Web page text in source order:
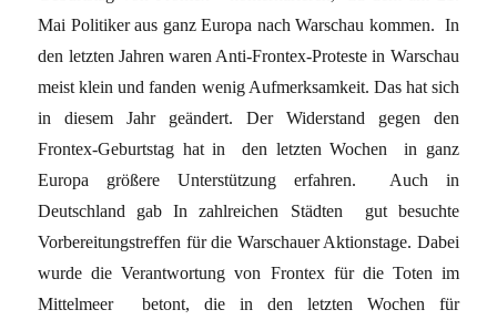
Mai Politiker aus ganz Europa nach Warschau kommen. In
den letzten Jahren waren Anti-Frontex-Proteste in Warschau
meist klein und fanden wenig Aufmerksamkeit. Das hat sich
in diesem Jahr geändert. Der Widerstand gegen den
Frontex-Geburtstag hat in den letzten Wochen in ganz
Europa größere Unterstützung erfahren. Auch in
Deutschland gab In zahlreichen Städten gut besuchte
Vorbereitungstreffen für die Warschauer Aktionstage. Dabei
wurde die Verantwortung von Frontex für die Toten im
Mittelmeer betont, die in den letzten Wochen für